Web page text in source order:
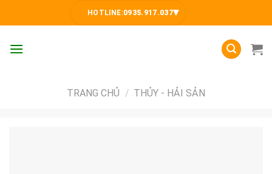
HOTLINE:0935.917.037▾
TRANG CHỦ / THỦY - HẢI SẢN